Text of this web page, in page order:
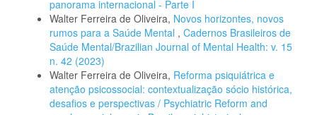
panorama internacional - Parte I
Walter Ferreira de Oliveira, Novos horizontes, novos
rumos para a Saúde Mental , Cadernos Brasileiros de
Saúde Mental/Brazilian Journal of Mental Health: v. 15
n. 42 (2023)
Walter Ferreira de Oliveira, Reforma psiquiátrica e
atenção psicossocial: contextualização sócio histórica,
desafios e perspectivas / Psychiatric Reform and